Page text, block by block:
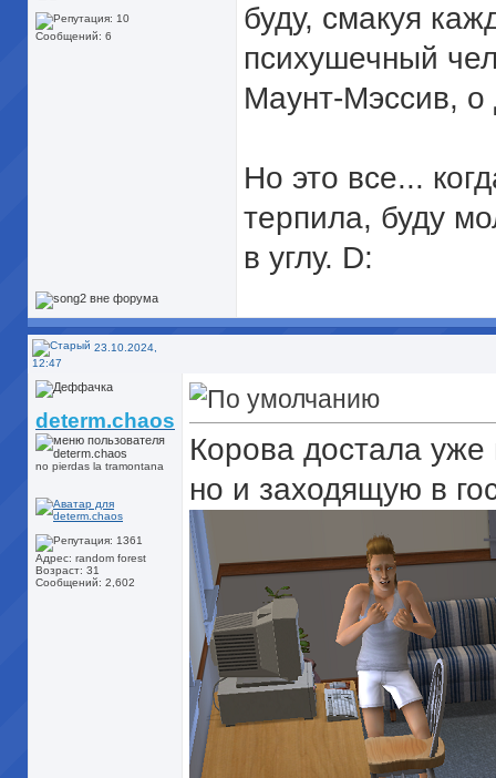
Сообщений: 6
буду, смакуя
психушечный
Маунт-Мэссив, о
Но это все...
терпила, буду
в углу. D:
23.10.2024,
12:47
determ.chaos
no pierdas la tramontana
Адрес: random forest
Возраст: 31
Сообщений: 2,602
Корова достала
но и заходящую в